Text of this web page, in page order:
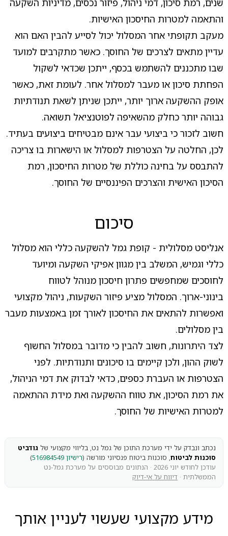
שנים, רמת סיכון, דמי ניהול, פיזור נכסים, מדיניות השקעה
והתאמה למטרות החיסכון האישיות.
מעקב תקופתי אחר המסלול יכול לסייע להבין האם הוא
עדיין מתאים לצרכים של החוסך. כאשר מתקרבים למועד
שבו מתכננים להשתמש בכסף, ייתכן שכדאי לשקול
הפחתת סיכון או מעבר למסלול אחר. לעומת זאת, כאשר
אופק ההשקעה ארוך יותר, ייתכן שניתן לשאת תנודתיות
גבוהה יותר כחלק מהשאיפה לפוטנציאל תשואה.
חשוב לזכור כי ביצועי עבר אינם מבטיחים ביצועים בעתיד.
לכן, החלטה על הצטרפות למסלול או הישארות בו צריכה
להתבסס על בחינה כוללת של מטרות החיסכון, רמת
הסיכון האישית והצרכים הפיננסיים של החוסך.
סיכום
אנליסט מסלולית - קופת גמל להשקעה כללי הוא מסלול
כללי וגמיש, המשלב בין מגוון אפיקי השקעה ומיועד
לחוסכים שמחפשים פתרון חיסכון מנוהל לטווח
בינוני-ארוך. המסלול מציע פיזור השקעות, ניהול מקצועי
ואפשרות להתאים את החיסכון לאורך זמן באמצעות מעבר
בין מסלולים.
לצד היתרונות, חשוב להבין כי מדובר במסלול החשוף
לשוק ההון, ולכן קיימים בו סיכונים ותנודתיות. לפני
הצטרפות או העברת כספים, כדאי לבדוק את דמי הניהול,
את רמת הסיכון, את טווח ההשקעה ואת מידת ההתאמה
למטרות האישיות של החוסך.
נכתב ונבדק על ידי מערכת התוכן של גמל נט, בליווי מקצועי של גודביט
סוכנות לביטוח, סוכנות ביטוח פנסיוני מורשה (רישיון 516984549
)
עודכן לחודש יוני 2026 · הנתונים מבוססים על מערכת גמל-נט
הממשלתית · דיווח על אי-דיוק
מידע מקצועי שעשוי לעניין אותך